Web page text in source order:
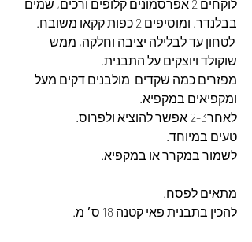
לוקחים 2 אפרסמונים קלופים ורכים, שמים
בבלנדר, ומוסיפים 2 כפות קקאו משובח.
לטחון עד לבלילה יציבה וחלקה, ממש
שוקולד ויוצקים על התבנית.
מפזרים כמה שקדים  מולבנים דקים מעל
ומקפיאים במקפיא.
לאחר2-3 אפשר להוציא ולפרוס.
טעים במיוחד.
לשמור במקרר או במקפיא.
מתאים לפסח.
להכין בתבנית פאי קטנה 18 ס׳ מ.